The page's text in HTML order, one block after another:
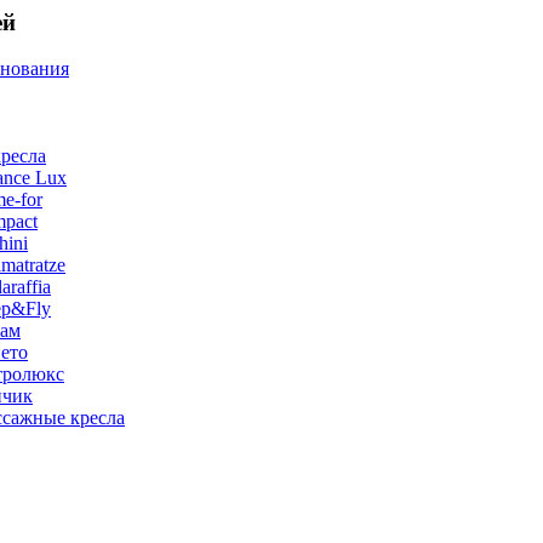
Lux
for
кресла